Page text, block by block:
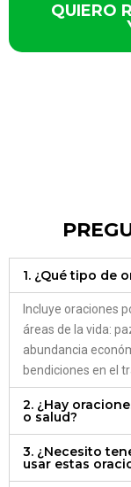
QUIERO
1. ¿Qué tipo de
Incluye oraciones
áreas de la vida:
abundancia
bendiciones en el
2. ¿Hay
o salud?
3. ¿Necesito
usar estas